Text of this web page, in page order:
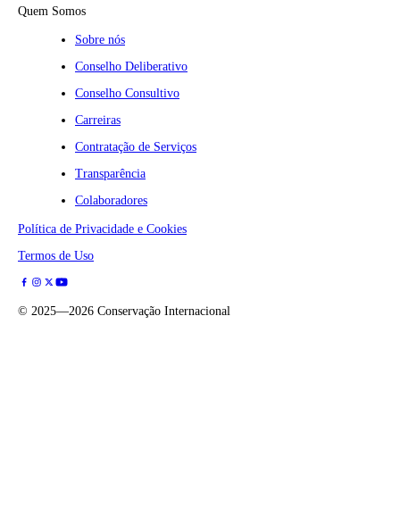
Quem Somos
Sobre nós
Conselho Deliberativo
Conselho Consultivo
Carreiras
Contratação de Serviços
Transparência
Colaboradores
Política de Privacidade e Cookies
Termos de Uso
© 2025—2026 Conservação Internacional